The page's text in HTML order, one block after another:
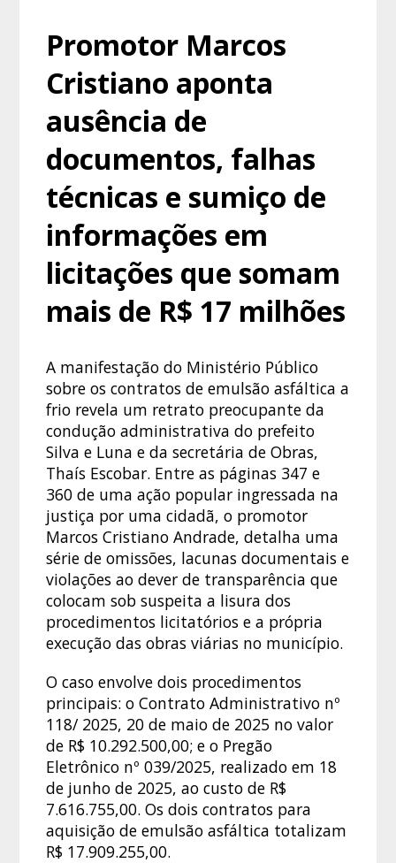
Promotor Marcos
Cristiano aponta
ausência de
documentos, falhas
técnicas e sumiço de
informações em
licitações que somam
mais de R$ 17 milhões
A manifestação do Ministério Público
sobre os contratos de emulsão asfáltica a
frio revela um retrato preocupante da
condução administrativa do prefeito
Silva e Luna e da secretária de Obras,
Thaís Escobar. Entre as páginas 347 e
360 de uma ação popular ingressada na
justiça por uma cidadã, o promotor
Marcos Cristiano Andrade, detalha uma
série de omissões, lacunas documentais e
violações ao dever de transparência que
colocam sob suspeita a lisura dos
procedimentos licitatórios e a própria
execução das obras viárias no município.
O caso envolve dois procedimentos
principais: o Contrato Administrativo nº
118/ 2025, 20 de maio de 2025 no valor
de R$ 10.292.500,00; e o Pregão
Eletrônico nº 039/2025, realizado em 18
de junho de 2025, ao custo de R$
7.616.755,00. Os dois contratos para
aquisição de emulsão asfáltica totalizam
R$ 17.909.255,00.